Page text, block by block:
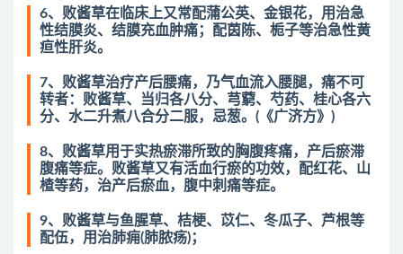
6、败酱草在临床上又常配蒲公英、金银花，用治急
性结膜炎、结膜充血肿痛；配茵陈、栀子等治急性黄
疸性肝炎。
7、败酱草治疗产后腰痛，乃气血流入腰腿，痛不可
转者：败酱草、当归各八分、芎藭、芍药、桂心各六
分、水二升煮八合分二服，忌葱。(《广济方》)
8、败酱草用于实热瘀滞所致的胸腹疼痛，产后瘀滞
腹痛等症。败酱草又有活血行瘀的功效，配红花、山
楂等药，治产后瘀血，腹中刺痛等症。
9、败酱草与鱼腥草、桔梗、苡仁、冬瓜子、芦根等
配伍，用治肺痈(肺脓疡)；